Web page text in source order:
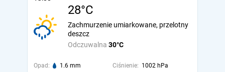
28°C
Odczuwalna 30°C
Zachmurzenie umiarkowane, przelotny
deszcz
Opad: 1.6 mm Ciśnienie: 1002 hPa